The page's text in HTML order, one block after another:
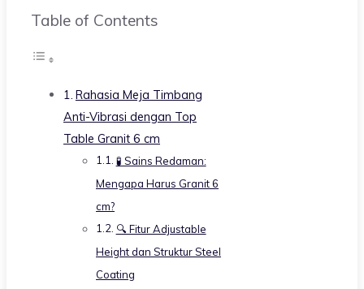
Table of Contents
Rahasia Meja Timbang
Anti-Vibrasi dengan Top
Table Granit 6 cm
🧪 Sains Redaman:
Mengapa Harus Granit 6
cm?
🔍 Fitur Adjustable
Height dan Struktur Steel
Coating